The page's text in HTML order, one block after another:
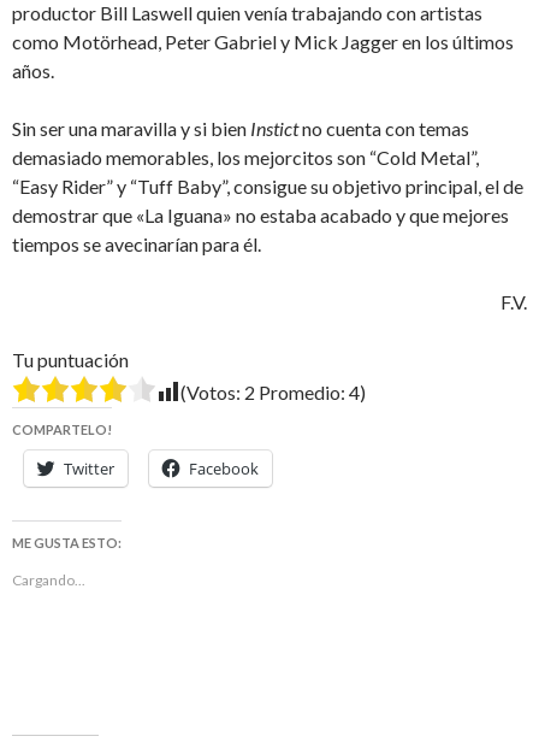
productor Bill Laswell quien venía trabajando con artistas
como Motörhead, Peter Gabriel y Mick Jagger en los últimos
años.
Sin ser una maravilla y si bien Instictno cuenta con temas
demasiado memorables, los mejorcitos son “Cold Metal”,
“Easy Rider” y “Tuff Baby”, consigue su objetivo principal, el de
demostrar que «La Iguana» no estaba acabado y que mejores
tiempos se avecinarían para él.
F.V.
Tu puntuación
(Votos: 2 Promedio: 4)
COMPARTELO!
Twitter Facebook
ME GUSTA ESTO:
Cargando...